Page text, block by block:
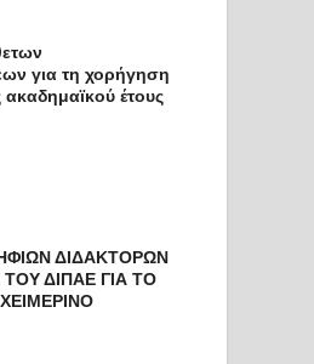
για τη χορήγηση
ακαδημαϊκού έτους
ΔΙΔΑΚΤΟΡΩΝ
ΔΙΠΑΕ ΓΙΑ ΤΟ